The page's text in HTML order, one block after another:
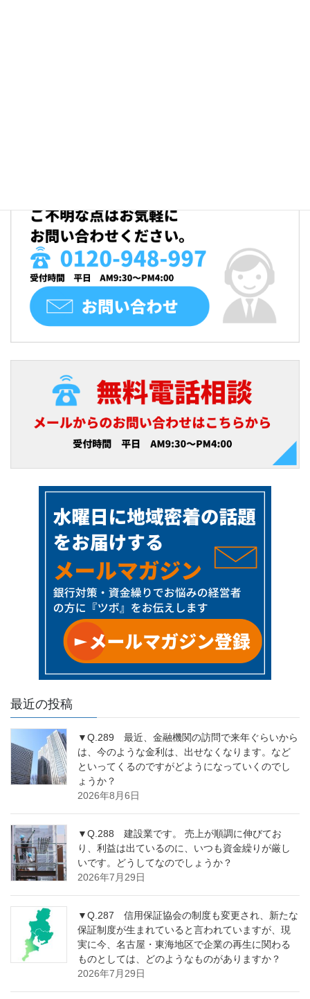
最近の投稿
▼Q.289 最近、金融機関の訪問で来年ぐらいから
は、今のような金利は、出せなくなります。など
といってくるのですがどようになっていくのでし
ょうか？
2026年8月6日
▼Q.288 建設業です。 売上が順調に伸びてお
り、利益は出ているのに、いつも資金繰りが厳し
いです。どうしてなのでしょうか？
2026年7月29日
▼Q.287 信用保証協会の制度も変更され、新たな
保証制度が生まれていると言われていますが、現
実に今、名古屋・東海地区で企業の再生に関わる
ものとしては、どのようなものがありますか？
2026年7月29日